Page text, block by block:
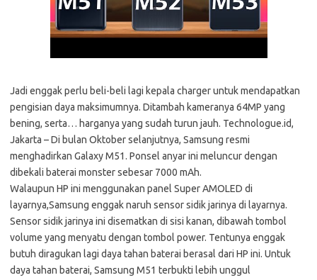
Jadi enggak perlu beli-beli lagi kepala charger untuk mendapatkan
pengisian daya maksimumnya. Ditambah kameranya 64MP yang
bening, serta… harganya yang sudah turun jauh. Technologue.id,
Jakarta – Di bulan Oktober selanjutnya, Samsung resmi
menghadirkan Galaxy M51. Ponsel anyar ini meluncur dengan
dibekali baterai monster sebesar 7000 mAh.
Walaupun HP ini menggunakan panel Super AMOLED di
layarnya,Samsung enggak naruh sensor sidik jarinya di layarnya.
Sensor sidik jarinya ini disematkan di sisi kanan, dibawah tombol
volume yang menyatu dengan tombol power. Tentunya enggak
butuh diragukan lagi daya tahan baterai berasal dari HP ini. Untuk
daya tahan baterai, Samsung M51 terbukti lebih unggul